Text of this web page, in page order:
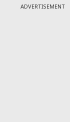
ADVERTISEMENT